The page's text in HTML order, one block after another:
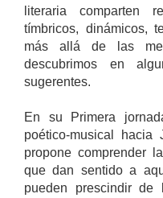
literaria comparten
tímbricos, dinámicos,
más allá de las
descubrimos en
sugerentes.
En su Primera
poético-musical
propone comprender
que dan sentido a
pueden prescindir